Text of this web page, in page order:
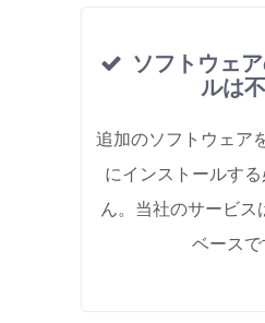
ソフトウェ
ルは
追加のソフトウェア
にインストールす
ん。当社のサービス
ベースで